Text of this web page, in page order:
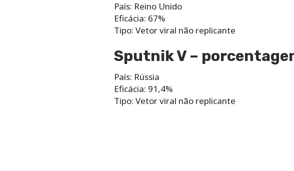
País: Reino Unido
Eficácia: 67%
Tipo: Vetor viral não replicante
Sputnik V –
País: Rússia
Eficácia: 91,4%
Tipo: Vetor viral não replicante